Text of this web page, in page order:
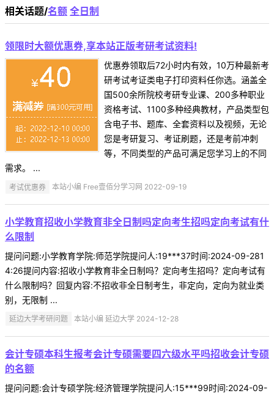
相关话题/名额 全日制
领限时大额优惠券,享本站正版考研考试资料!
优惠券领取后72小时内有效，10万种最新考
研考试考证类电子打印资料任你选。涵盖全
国500余所院校考研专业课、200多种职业
资格考试、1100多种经典教材，产品类型包
含电子书、题库、全套资料以及视频，无论
您是考研复习、考证刷题，还是考前冲刺
等，不同类型的产品可满足您学习上的不同
需求。 ...
考试优惠券 本站小编 Free壹佰分学习网 2022-09-19
小学教育招收小学教育非全日制吗定向考生招吗定向考试有什
么限制
提问问题:小学教育学院:师范学院提问人:19***37时间:2024-09-281
4:26提问内容:招收小学教育非全日制吗？定向考生招吗？定向考试有
什么限制吗？回复内容:不招收非全日制考生，非定向，定向为就业类
别，无限制 ...
延边大学考研问题 本站小编 延边大学 2024-12-28
会计专硕本科生报考会计专硕需要四六级水平吗招收会计专硕
的名额
提问问题:会计专硕学院:经济管理学院提问人:15***99时间:2024-09-